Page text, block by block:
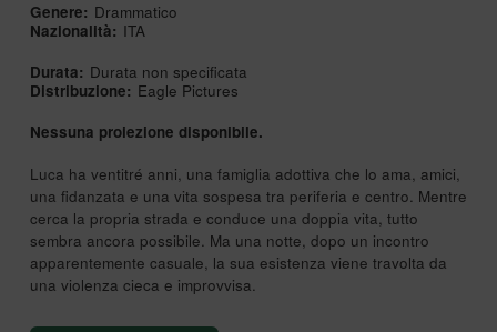
Genere: Drammatico
Nazionalità: ITA
Durata: Durata non specificata
Distribuzione: Eagle Pictures
Nessuna proiezione disponibile.
Luca ha ventitré anni, una famiglia adottiva che lo ama, amici,
una fidanzata e una vita sospesa tra periferia e centro. Mentre
cerca la propria strada e conduce una doppia vita, tutto
sembra ancora possibile. Ma una notte, dopo un incontro
apparentemente casuale, la sua esistenza viene travolta da
una violenza cieca e improvvisa.